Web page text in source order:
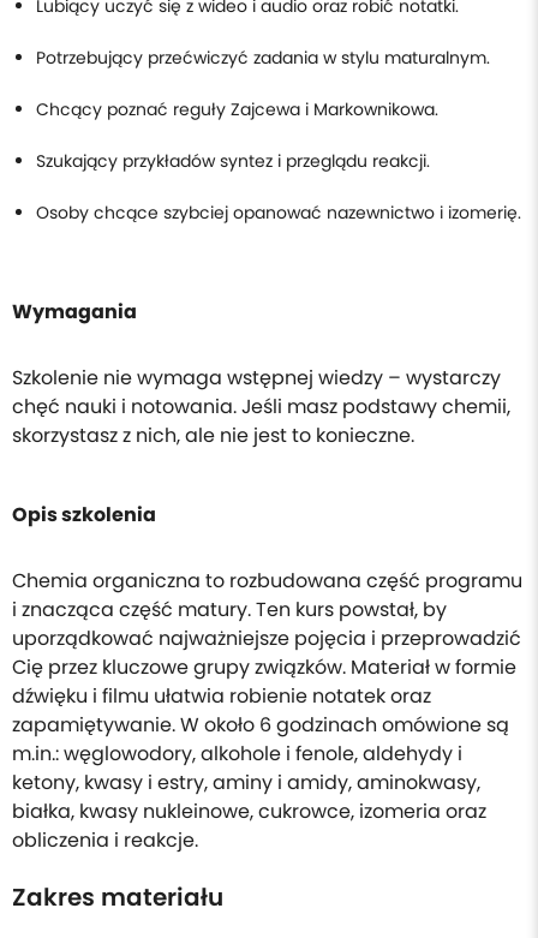
Lubiący uczyć się z wideo i audio oraz robić notatki.
Potrzebujący przećwiczyć zadania w stylu maturalnym.
Chcący poznać reguły Zajcewa i Markownikowa.
Szukający przykładów syntez i przeglądu reakcji.
Osoby chcące szybciej opanować nazewnictwo i izomerię.
Wymagania
Szkolenie nie wymaga wstępnej wiedzy – wystarczy
chęć nauki i notowania. Jeśli masz podstawy chemii,
skorzystasz z nich, ale nie jest to konieczne.
Opis szkolenia
Chemia organiczna to rozbudowana część programu
i znacząca część matury. Ten kurs powstał, by
uporządkować najważniejsze pojęcia i przeprowadzić
Cię przez kluczowe grupy związków. Materiał w formie
dźwięku i filmu ułatwia robienie notatek oraz
zapamiętywanie. W około 6 godzinach omówione są
m.in.: węglowodory, alkohole i fenole, aldehydy i
ketony, kwasy i estry, aminy i amidy, aminokwasy,
białka, kwasy nukleinowe, cukrowce, izomeria oraz
obliczenia i reakcje.
Zakres materiału